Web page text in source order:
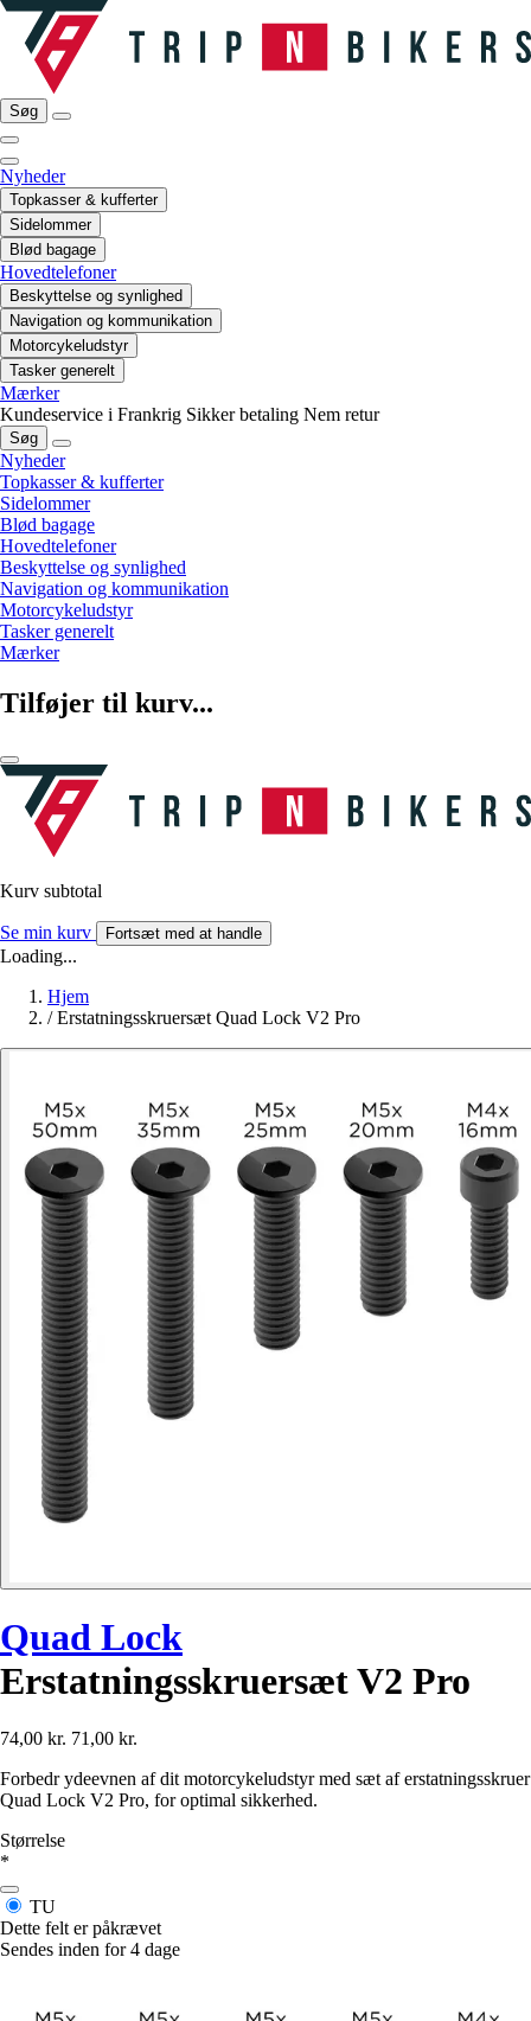
Søg
Nyheder
Topkasser & kufferter
Sidelommer
Blød bagage
Hovedtelefoner
Beskyttelse og synlighed
Navigation og kommunikation
Motorcykeludstyr
Tasker generelt
Mærker
Kundeservice i Frankrig Sikker betaling Nem retur
Søg
Nyheder
Topkasser & kufferter
Sidelommer
Blød bagage
Hovedtelefoner
Beskyttelse og synlighed
Navigation og kommunikation
Motorcykeludstyr
Tasker generelt
Mærker
Tilføjer til kurv...
Kurv subtotal
Se min kurv Fortsæt med at handle
Loading...
Hjem
/ Erstatningsskruersæt Quad Lock V2 Pro
Quad Lock
Erstatningsskruersæt V2 Pro
74,00 kr. 71,00 kr.
Forbedr ydeevnen af dit motorcykeludstyr med sæt af erstatningsskruer
Quad Lock V2 Pro, for optimal sikkerhed.
Størrelse
*
TU
Dette felt er påkrævet
Sendes inden for 4 dage